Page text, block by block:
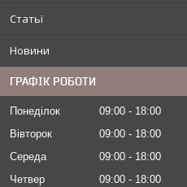
Статьї
Новини
ГРАФІК РОБОТИ
Понеділок 09:00
18:00
Вівторок
09:00
18:00
Середа
09:00
18:00
Четвер
09:00
18:00